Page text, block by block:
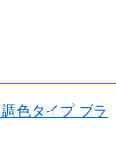
色タイプ ブラ